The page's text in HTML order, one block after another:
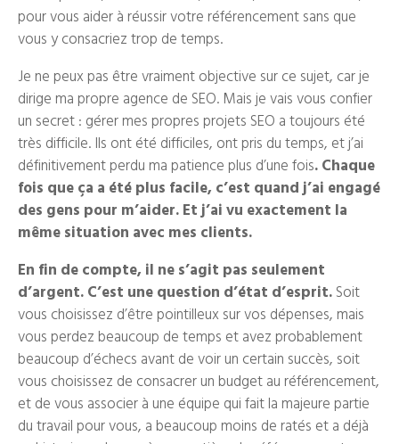
pour vous aider à réussir votre référencement sans que
vous y consacriez trop de temps.
Je ne peux pas être vraiment objective sur ce sujet, car je
dirige ma propre agence de SEO. Mais je vais vous confier
un secret : gérer mes propres projets SEO a toujours été
très difficile. Ils ont été difficiles, ont pris du temps, et j’ai
définitivement perdu ma patience plus d’une fois. Chaque
fois que ça a été plus facile, c’est quand j’ai engagé
des gens pour m’aider. Et j’ai vu exactement la
même situation avec mes clients.
En fin de compte, il ne s’agit pas seulement
d’argent. C’est une question d’état d’esprit. Soit
vous choisissez d’être pointilleux sur vos dépenses, mais
vous perdez beaucoup de temps et avez probablement
beaucoup d’échecs avant de voir un certain succès, soit
vous choisissez de consacrer un budget au référencement,
et de vous associer à une équipe qui fait la majeure partie
du travail pour vous, a beaucoup moins de ratés et a déjà